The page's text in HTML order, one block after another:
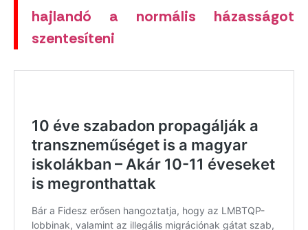
hajlandó a normális házasságot
szentesíteni